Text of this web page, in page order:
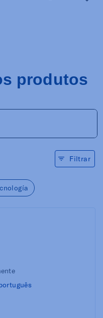
produtos
Filtrar